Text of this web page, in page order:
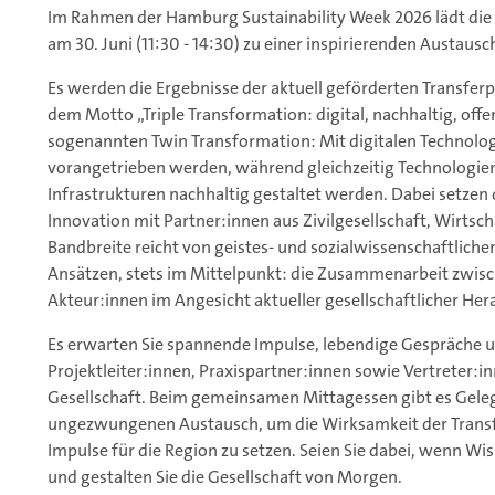
Im Rahmen der Hamburg Sustainability Week 2026 lädt
am 30. Juni (11:30 - 14:30) zu einer inspirierenden
Es werden die Ergebnisse der aktuell geförderten
dem Motto „Triple Transformation: digital, nachhaltig,
sogenannten Twin Transformation: Mit digitalen
vorangetrieben werden, während gleichzeitig
Infrastrukturen nachhaltig gestaltet werden. Dabei setzen
Innovation mit Partner:innen aus Zivilgesellschaft,
Bandbreite reicht von geistes- und
Ansätzen, stets im Mittelpunkt: die Zusammenarbeit
Akteur:innen im Angesicht aktueller gesellschaftlicher
Es erwarten Sie spannende Impulse, lebendige
Projektleiter:innen, Praxispartner:innen sowie
Gesellschaft. Beim gemeinsamen Mittagessen gibt es
ungezwungenen Austausch, um die Wirksamkeit der
Impulse für die Region zu setzen. Seien Sie dabei, wenn
und gestalten Sie die Gesellschaft von Morgen.